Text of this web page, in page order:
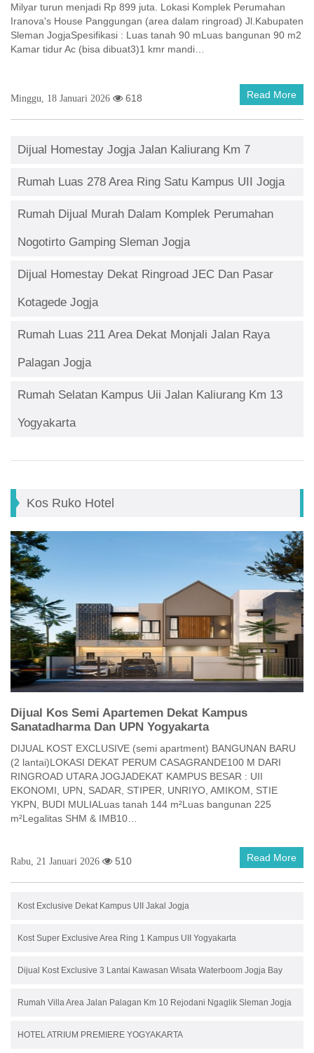
Milyar turun menjadi Rp 899 juta. Lokasi Komplek Perumahan
Iranova's House Panggungan (area dalam ringroad) Jl.Kabupaten
Sleman JogjaSpesifikasi : Luas tanah 90 mLuas bangunan 90 m2
Kamar tidur Ac (bisa dibuat3)1 kmr mandi…
Minggu, 18 Januari 2026 618 Read More
Dijual Homestay Jogja Jalan Kaliurang Km 7
Rumah Luas 278 Area Ring Satu Kampus UII Jogja
Rumah Dijual Murah Dalam Komplek Perumahan
Nogotirto Gamping Sleman Jogja
Dijual Homestay Dekat Ringroad JEC Dan Pasar
Kotagede Jogja
Rumah Luas 211 Area Dekat Monjali Jalan Raya
Palagan Jogja
Rumah Selatan Kampus Uii Jalan Kaliurang Km 13
Yogyakarta
Kos Ruko Hotel
Dijual Kos Semi Apartemen Dekat Kampus
Sanatadharma Dan UPN Yogyakarta
DIJUAL KOST EXCLUSIVE (semi apartment) BANGUNAN BARU
(2 lantai)LOKASI DEKAT PERUM CASAGRANDE100 M DARI
RINGROAD UTARA JOGJADEKAT KAMPUS BESAR : UII
EKONOMI, UPN, SADAR, STIPER, UNRIYO, AMIKOM, STIE
YKPN, BUDI MULIALuas tanah 144 m²Luas bangunan 225
m²Legalitas SHM & IMB10…
Rabu, 21 Januari 2026 510 Read More
Kost Exclusive Dekat Kampus UII Jakal Jogja
Kost Super Exclusive Area Ring 1 Kampus UII Yogyakarta
Dijual Kost Exclusive 3 Lantai Kawasan Wisata Waterboom Jogja Bay
Rumah Villa Area Jalan Palagan Km 10 Rejodani Ngaglik Sleman Jogja
HOTEL ATRIUM PREMIERE YOGYAKARTA